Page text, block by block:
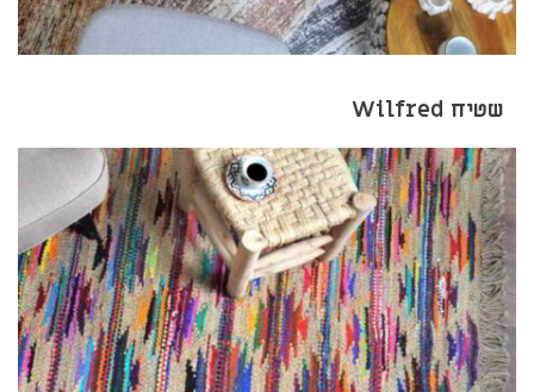
שטיח Wilfred